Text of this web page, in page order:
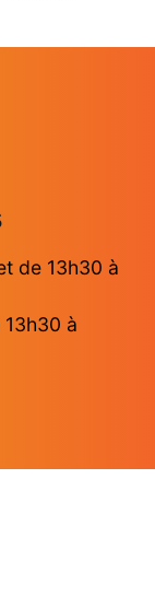
de 13h30 à
à